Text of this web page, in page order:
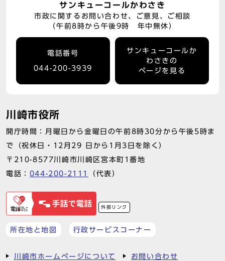
サンキューコールかわさき
市政に関するお問い合わせ、ご意見、ご相談
（午前8時から午後9時 年中無休）
電話番号
044-200-3939
サンキューコールか
わさきの
ページを見る
川崎市役所
開庁時間：月曜日から金曜日の午前8時30分から午後5時ま
で（祝休日・12月29 日から1月3日を除く）
〒210-8577川崎市川崎区宮本町1番地
電話： 044-200-2111 （代表）
外部リンク
所在地と地図 行政サービスコーナー
川崎市ホームページについて お問い合わせ